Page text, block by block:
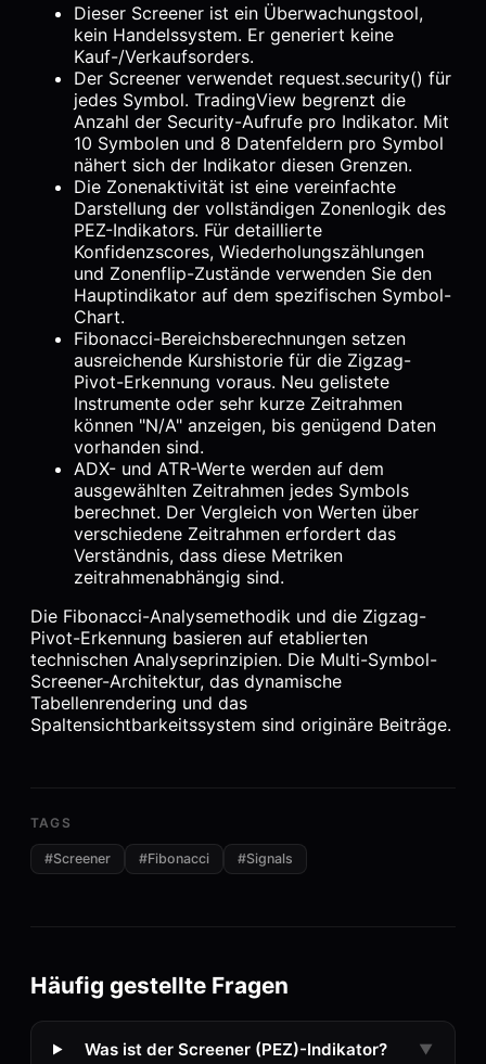
Dieser Screener ist ein Überwachungstool,
kein Handelssystem. Er generiert keine
Kauf-/Verkaufsorders.
Der Screener verwendet request.security() für
jedes Symbol. TradingView begrenzt die
Anzahl der Security-Aufrufe pro Indikator. Mit
10 Symbolen und 8 Datenfeldern pro Symbol
nähert sich der Indikator diesen Grenzen.
Die Zonenaktivität ist eine vereinfachte
Darstellung der vollständigen Zonenlogik des
PEZ-Indikators. Für detaillierte
Konfidenzscores, Wiederholungszählungen
und Zonenflip-Zustände verwenden Sie den
Hauptindikator auf dem spezifischen Symbol-
Chart.
Fibonacci-Bereichsberechnungen setzen
ausreichende Kurshistorie für die Zigzag-
Pivot-Erkennung voraus. Neu gelistete
Instrumente oder sehr kurze Zeitrahmen
können "N/A" anzeigen, bis genügend Daten
vorhanden sind.
ADX- und ATR-Werte werden auf dem
ausgewählten Zeitrahmen jedes Symbols
berechnet. Der Vergleich von Werten über
verschiedene Zeitrahmen erfordert das
Verständnis, dass diese Metriken
zeitrahmenabhängig sind.
Die Fibonacci-Analysemethodik und die Zigzag-
Pivot-Erkennung basieren auf etablierten
technischen Analyseprinzipien. Die Multi-Symbol-
Screener-Architektur, das dynamische
Tabellenrendering und das
Spaltensichtbarkeitssystem sind originäre Beiträge.
TAGS
#Screener #Fibonacci #Signals
Häufig gestellte Fragen
Was ist der Screener (PEZ)-Indikator? ▼